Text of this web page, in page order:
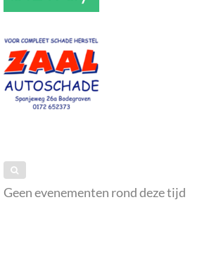
Geen evenementen rond deze tijd